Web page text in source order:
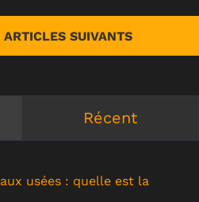
SUIVANTS
Récent
usées : quelle est la